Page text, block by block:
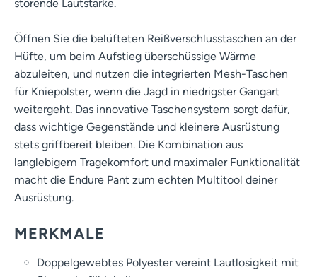
störende Lautstärke.
Öffnen Sie die belüfteten Reißverschlusstaschen an der
Hüfte, um beim Aufstieg überschüssige Wärme
abzuleiten, und nutzen die integrierten Mesh-Taschen
für Kniepolster, wenn die Jagd in niedrigster Gangart
weitergeht. Das innovative Taschensystem sorgt dafür,
dass wichtige Gegenstände und kleinere Ausrüstung
stets griffbereit bleiben. Die Kombination aus
langlebigem Tragekomfort und maximaler Funktionalität
macht die Endure Pant zum echten Multitool deiner
Ausrüstung.
MERKMALE
Doppelgewebtes Polyester vereint Lautlosigkeit mit